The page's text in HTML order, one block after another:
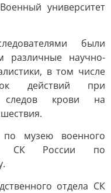
университет
были
различные научно-
в том числе
действий при
крови на
по музею военного
СК России по
отдела СК